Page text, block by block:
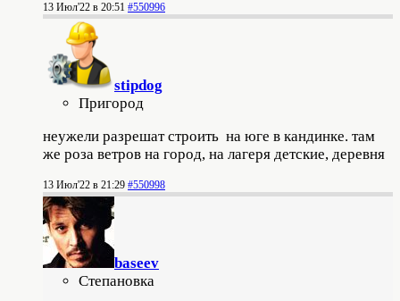
13 Июл'22 в 20:51 #550996
stipdog
Пригород
неужели разрешат строить на юге в кандинке. там
же роза ветров на город, на лагеря детские, деревня
13 Июл'22 в 21:29 #550998
baseev
Степановка